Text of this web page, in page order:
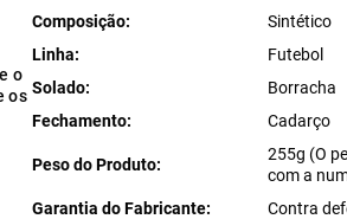
o
os
Composição
Sintético
Linha
Futebol
Solado
Borracha
Fechamento
Cadarço
Peso do Produto
255g (O
com a
Garantia do Fabricante
Contra